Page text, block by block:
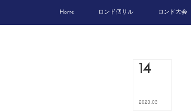
Home ロンド個サル ロンド大会
14
2023.03